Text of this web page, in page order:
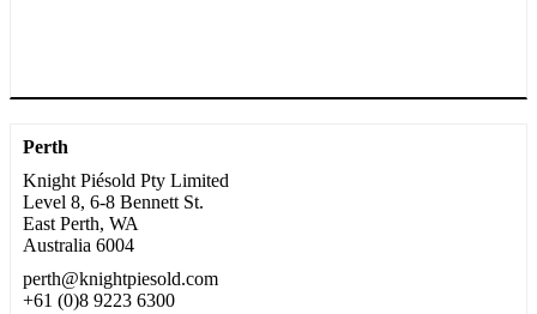
Perth
Knight Piésold Pty Limited
Level 8, 6-8 Bennett St.
East Perth, WA
Australia 6004
perth@knightpiesold.com
+61 (0)8 9223 6300